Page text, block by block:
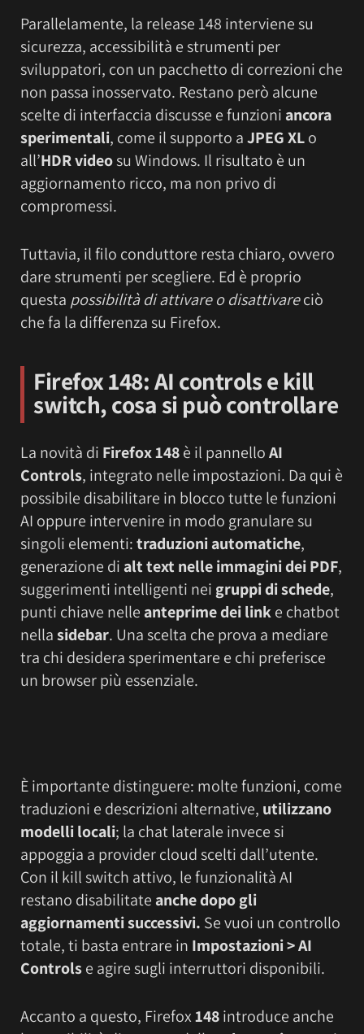
Parallelamente, la release 148 interviene su
sicurezza, accessibilità e strumenti per
sviluppatori, con un pacchetto di correzioni che
non passa inosservato. Restano però alcune
scelte di interfaccia discusse e funzioni ancora
sperimentali, come il supporto aJPEG XLo
all’HDR videosu Windows. Il risultato è un
aggiornamento ricco, ma non privo di
compromessi.
Tuttavia, il filo conduttore resta chiaro, ovvero
dare strumenti per scegliere. Ed è proprio
questa possibilità di attivare o disattivareciò
che fa la differenza su Firefox.
Firefox 148: AI controls e kill
switch, cosa si può controllare
La novità di Firefox 148è il pannelloAI
Controls, integrato nelle impostazioni. Da qui è
possibile disabilitare in blocco tutte le funzioni
AI oppure intervenire in modo granulare su
singoli elementi:traduzioni automatiche,
generazione di alt text nelle immagini dei PDF,
suggerimenti intelligenti nei gruppi di schede,
punti chiave nelle anteprime dei linke chatbot
nellasidebar. Una scelta che prova a mediare
tra chi desidera sperimentare e chi preferisce
un browser più essenziale.
È importante distinguere: molte funzioni, come
traduzioni e descrizioni alternative, utilizzano
modelli locali; la chat laterale invece si
appoggia a provider cloud scelti dall’utente.
Con il kill switch attivo, le funzionalità AI
restano disabilitate anche dopo gli
aggiornamenti successivi. Se vuoi un controllo
totale, ti basta entrare in Impostazioni > AI
Controlse agire sugli interruttori disponibili.
Accanto a questo, Firefox148introduce anche